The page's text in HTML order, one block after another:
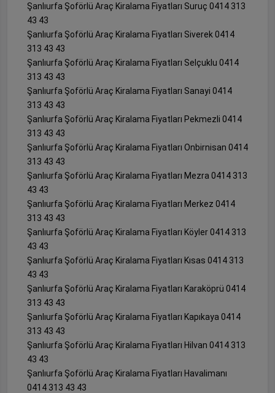
Şanlıurfa Şoförlü Araç Kiralama Fiyatları Suruç 0414 313
43 43
Şanlıurfa Şoförlü Araç Kiralama Fiyatları Siverek 0414
313 43 43
Şanlıurfa Şoförlü Araç Kiralama Fiyatları Selçuklu 0414
313 43 43
Şanlıurfa Şoförlü Araç Kiralama Fiyatları Sanayi 0414
313 43 43
Şanlıurfa Şoförlü Araç Kiralama Fiyatları Pekmezli 0414
313 43 43
Şanlıurfa Şoförlü Araç Kiralama Fiyatları Onbirnisan 0414
313 43 43
Şanlıurfa Şoförlü Araç Kiralama Fiyatları Mezra 0414 313
43 43
Şanlıurfa Şoförlü Araç Kiralama Fiyatları Merkez 0414
313 43 43
Şanlıurfa Şoförlü Araç Kiralama Fiyatları Köyler 0414 313
43 43
Şanlıurfa Şoförlü Araç Kiralama Fiyatları Kısas 0414 313
43 43
Şanlıurfa Şoförlü Araç Kiralama Fiyatları Karaköprü 0414
313 43 43
Şanlıurfa Şoförlü Araç Kiralama Fiyatları Kapıkaya 0414
313 43 43
Şanlıurfa Şoförlü Araç Kiralama Fiyatları Hilvan 0414 313
43 43
Şanlıurfa Şoförlü Araç Kiralama Fiyatları Havalimanı
0414 313 43 43